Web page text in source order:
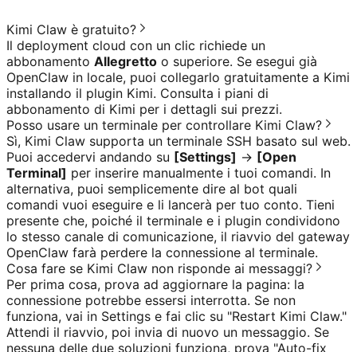
Kimi Claw è gratuito?
Il deployment cloud con un clic richiede un
abbonamento Allegretto o superiore. Se esegui già
OpenClaw in locale, puoi collegarlo gratuitamente a Kimi
installando il plugin Kimi. Consulta i piani di
abbonamento di Kimi per i dettagli sui prezzi.
Posso usare un terminale per controllare Kimi Claw?
Sì, Kimi Claw supporta un terminale SSH basato sul web.
Puoi accedervi andando su [Settings] → [Open
Terminal] per inserire manualmente i tuoi comandi. In
alternativa, puoi semplicemente dire al bot quali
comandi vuoi eseguire e li lancerà per tuo conto. Tieni
presente che, poiché il terminale e i plugin condividono
lo stesso canale di comunicazione, il riavvio del gateway
OpenClaw farà perdere la connessione al terminale.
Cosa fare se Kimi Claw non risponde ai messaggi?
Per prima cosa, prova ad aggiornare la pagina: la
connessione potrebbe essersi interrotta. Se non
funziona, vai in Settings e fai clic su "Restart Kimi Claw."
Attendi il riavvio, poi invia di nuovo un messaggio. Se
nessuna delle due soluzioni funziona, prova "Auto-fix